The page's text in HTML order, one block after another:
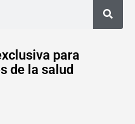
para
de la salud